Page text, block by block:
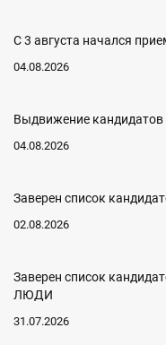
С 3 августа начался
04.08.2026
Выдвижение кандидатов
04.08.2026
Заверен список
02.08.2026
Заверен список
ЛЮДИ
31.07.2026